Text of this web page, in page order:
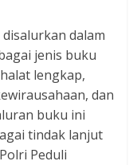
dalam
jenis buku
lengkap,
dan
buku ini
tindak lanjut
Peduli